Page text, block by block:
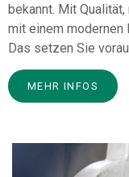
bekannt. Mit
mit einem modernen
Das setzen Sie
MEHR INFOS